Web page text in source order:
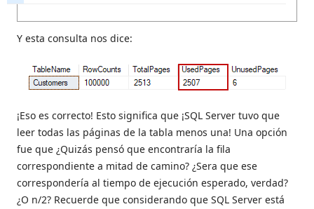
Y esta consulta nos dice:
¡Eso es correcto! Esto significa que ¡SQL Server tuvo que
leer todas las páginas de la tabla menos una! Una opción
fue que ¿Quizás pensó que encontraría la fila
correspondiente a mitad de camino? ¿Sera que ese
correspondería al tiempo de ejecución esperado, verdad?
¿O n/2? Recuerde que considerando que SQL Server está